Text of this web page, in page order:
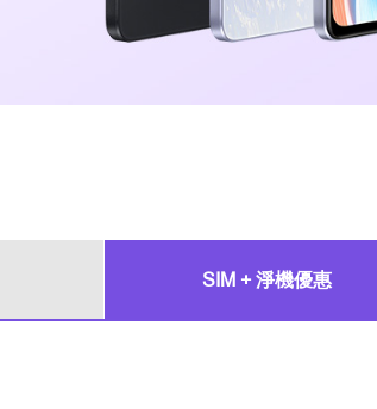
SIM + 淨機優惠